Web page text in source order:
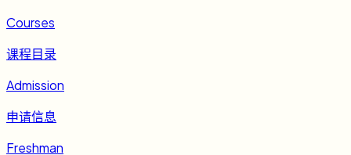
Courses
课程目录
Admission
申请信息
Freshman